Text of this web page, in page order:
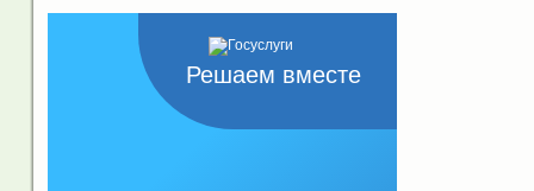
Решаем вместе